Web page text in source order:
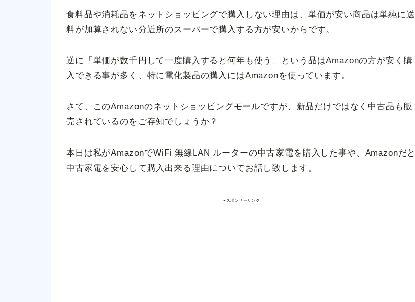
食料品や消耗品をネットショッピングで購入しない理由は、単価が安い商品は単純に送
料が加算されない分近所のスーパーで購入する方が安いからです。
逆に「単価が数千円して一度購入すると何年も使う」という品はAmazonの方が安く購
入できる事が多く、特に電化製品の購入にはAmazonを使っています。
さて、このAmazonのネットショッピングモールですが、新品だけではなく中古品も販
売されているのをご存知でしょうか？
本日は私がAmazonでWiFi 無線LAN ルーターの中古家電を購入した事や、Amazonだと
中古家電を安心して購入出来る理由についてお話し致します。
●スポンサーリンク